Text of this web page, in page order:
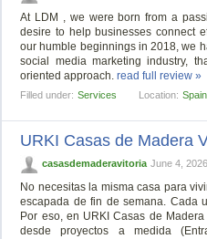
At LDM , we were born from a
desire to help businesses connect
our humble beginnings in 2018, we
social media marketing industry,
oriented approach.read full review »
Filled under: Services Location: Spain
URKI Casas de Madera
casasdemaderavitoria June 4, 2026
No necesitas la misma casa para
escapada de fin de semana. Cada
Por eso, en URKI Casas de
desde proyectos a medida